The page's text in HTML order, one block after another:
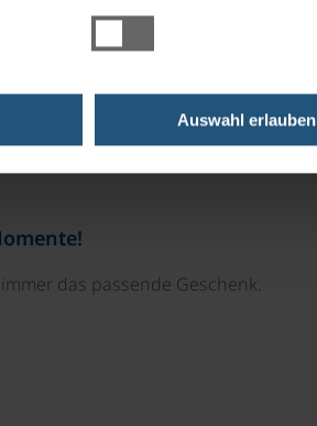
Auswahl erlauben
das passende Geschenk.